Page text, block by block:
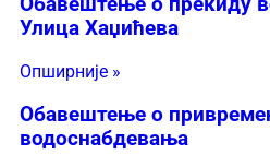
Улица Хаџићева
Опширније »
Обавештење о
водоснабдевања